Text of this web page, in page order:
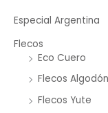
Especial Argentina
Flecos
Eco Cuero
Flecos Algodón
Flecos Yute